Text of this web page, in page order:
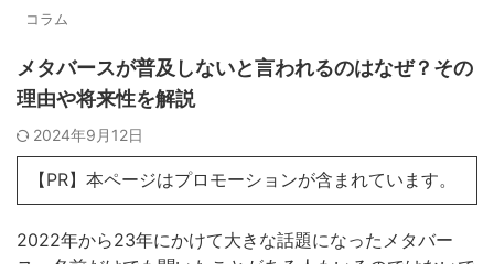
コラム
メタバースが普及しないと言われるのはなぜ？その
理由や将来性を解説
2024年9月12日
【PR】本ページはプロモーションが含まれています。
2022年から23年にかけて大きな話題になったメタバー